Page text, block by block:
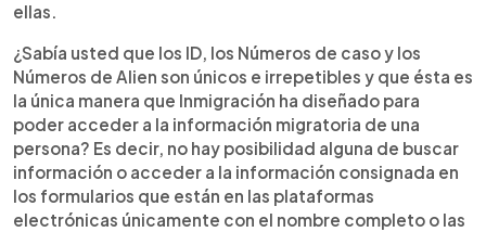
ellas.
¿Sabía usted que los ID, los Números de caso y los
Números de Alien son únicos e irrepetibles y que ésta es
la única manera que Inmigración ha diseñado para
poder acceder a la información migratoria de una
persona? Es decir, no hay posibilidad alguna de buscar
información o acceder a la información consignada en
los formularios que están en las plataformas
electrónicas únicamente con el nombre completo o las